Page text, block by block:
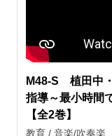
M48-S 植田中
指導～最小時間
【全2巻】
教育 / 音楽/吹奏楽